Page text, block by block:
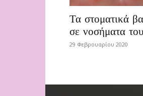
Τα στοματικά
σε νοσήματα
29 Φεβρουαρίου 2020